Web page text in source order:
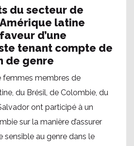
du secteur de
latine
d’une
tenant compte de
de genre
femmes membres de
du Brésil, de Colombie, du
ont participé à un
sur la manière d’assurer
sensible au genre dans le